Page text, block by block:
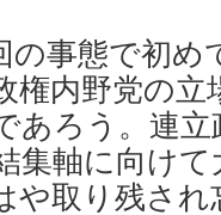
の事態で初め
権内野党の
あろう。連
集軸に向け
や取り残さ